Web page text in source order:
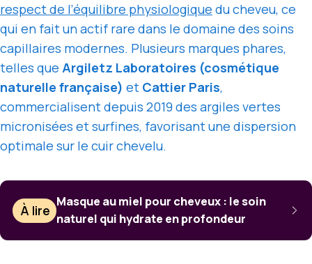
respect de l’équilibre physiologique du cheveu, ce
qui en fait un actif rare dans le domaine des soins
capillaires modernes. Plusieurs marques phares,
telles que Argiletz Laboratoires (cosmétique
naturelle française) et Cattier Paris,
commercialisent depuis 2019 des argiles vertes
micronisées et surfines, favorisant une dispersion
optimale sur le cuir chevelu.
À lire
Masque au miel pour cheveux : le soin
naturel qui hydrate en profondeur